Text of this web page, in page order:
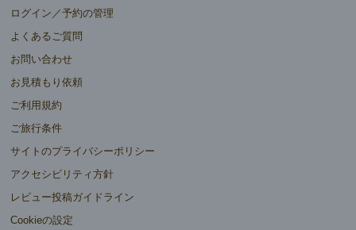
ログイン／予約の管理
よくあるご質問
お問い合わせ
お見積もり依頼
ご利用規約
ご旅行条件
サイトのプライバシーポリシー
アクセシビリティ方針
レビュー投稿ガイドライン
Cookieの設定